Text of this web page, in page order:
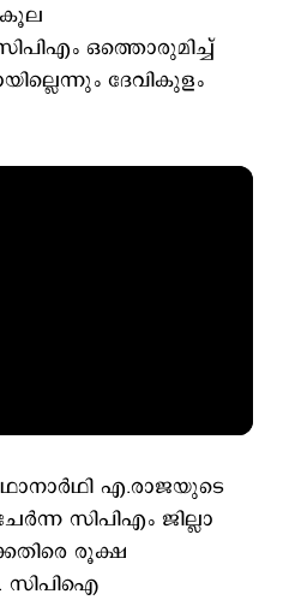
ഒത്തൊരുമിച്ച്
ദേവികുളം
എ.രാജയുടെ
സിപിഎം ജില്ലാ
രൂക്ഷ
സിപിഐ